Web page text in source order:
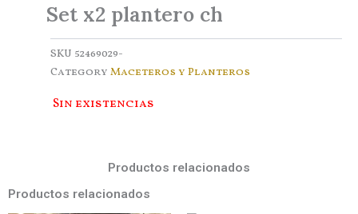
Set x2 plantero ch
SKU 52469029-
Category Maceteros y Planteros
Sin existencias
Productos relacionados
Productos relacionados